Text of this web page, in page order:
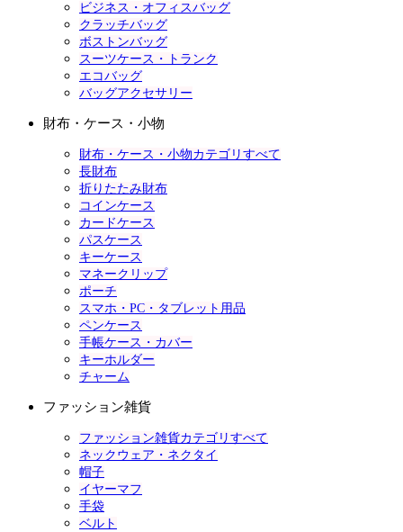
ビジネス・オフィスバッグ
クラッチバッグ
ボストンバッグ
スーツケース・トランク
エコバッグ
バッグアクセサリー
財布・ケース・小物
財布・ケース・小物カテゴリすべて
長財布
折りたたみ財布
コインケース
カードケース
パスケース
キーケース
マネークリップ
ポーチ
スマホ・PC・タブレット用品
ペンケース
手帳ケース・カバー
キーホルダー
チャーム
ファッション雑貨
ファッション雑貨カテゴリすべて
ネックウェア・ネクタイ
帽子
イヤーマフ
手袋
ベルト